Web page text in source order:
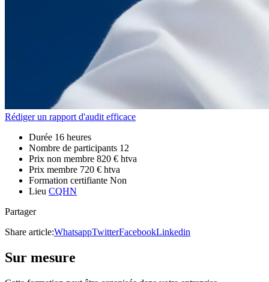
Rédiger un rapport d'audit efficace
Durée 16 heures
Nombre de participants 12
Prix non membre 820 € htva
Prix membre 720 € htva
Formation certifiante Non
Lieu CQHN
Partager
Share article:WhatsappTwitterFacebookLinkedin
Sur mesure